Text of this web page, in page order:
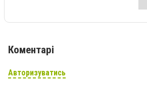
Коментарі
Авторизуватись